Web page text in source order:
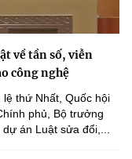
về tần số, viễn
công nghệ
thứ Nhất, Quốc hội
phủ, Bộ trưởng
án Luật sửa đổi,...